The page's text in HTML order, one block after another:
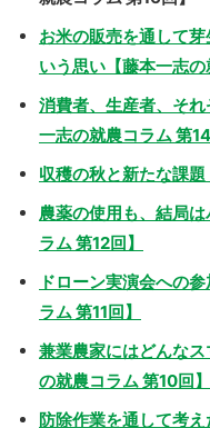
お米の販売を通して
いう思い【藤本一志の
消費者、生産者、そ
一志の就農コラム 第14
収穫の秋と新たな課題
農薬の使用も、結局
ラム 第12回】
ドローン実演会への
ラム 第11回】
兼業農家にはどんな
の就農コラム 第10回】
防除作業を通して考